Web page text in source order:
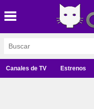
Canales de TV Estrenos